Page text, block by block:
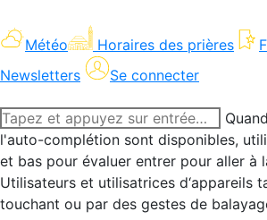
Météo Horaires des prières
Newsletters
Se connecter
Recherche
:l'auto-complétion sont disponibles,
et bas pour évaluer entrer pour aller à
Utilisateurs et utilisatrices d‘appareils
touchant ou par des gestes de